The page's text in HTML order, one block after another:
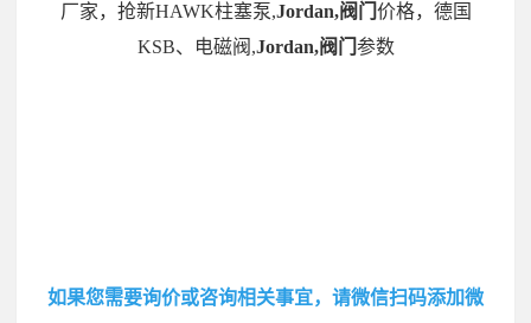
厂家，抢新HAWK柱塞泵,Jordan,阀门 价格，德国
KSB、电磁阀,Jordan,阀门 参数
如果您需要询价或咨询相关事宜，请微信扫码添加微